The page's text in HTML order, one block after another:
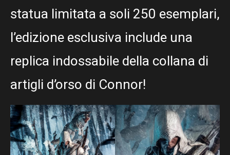
statua limitata a soli 250 esemplari,
l’edizione esclusiva include una
replica indossabile della collana di
artigli d’orso di Connor!